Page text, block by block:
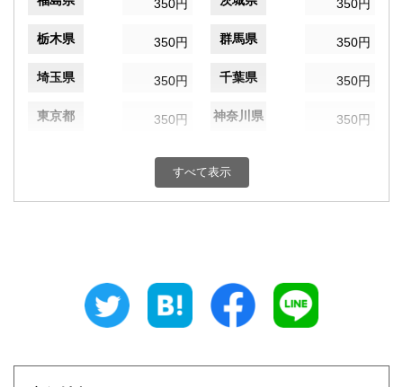
350円 350円
栃木県 350円 群馬県 350円
埼玉県 350円 千葉県 350円
東京都 350円 神奈川県 350円
350円 富山県
350円 三重県
すべて表示